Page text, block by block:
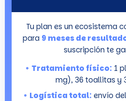
Tu plan es un ecosistema
para 9 meses de
suscripción te
• Tratamiento físico: 1
mg), 36 toallitas y
• Logística total: envío